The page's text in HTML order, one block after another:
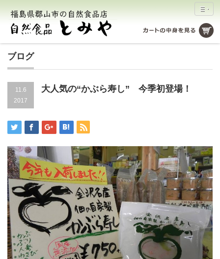
ブログ
11.6
2017
大人気の“かぶら寿し” 今季初登場！